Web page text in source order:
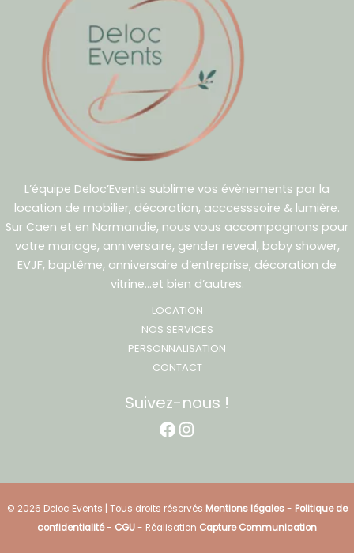
L’équipe Deloc’Events sublime vos évènements par la
location de mobilier, décoration, acccesssoire & lumière.
Sur Caen et en Normandie, nous vous accompagnons pour
votre mariage, anniversaire, gender reveal, baby shower,
EVJF, baptême, anniversaire d’entreprise, décoration de
vitrine…et bien d’autres.
LOCATION
NOS SERVICES
PERSONNALISATION
CONTACT
Suivez-nous !
Facebook
Instagram
© 2026 Deloc Events | Tous droits réservés Mentions légales- Politique de
confidentialité- CGU- Réalisation Capture Communication